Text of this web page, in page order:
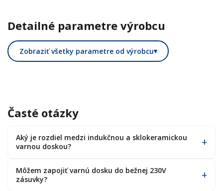
Detailné parametre výrobcu
Zobraziť všetky parametre od výrobcu▾
Časté otázky
Aký je rozdiel medzi indukčnou a sklokeramickou
varnou doskou?
Môžem zapojiť varnú dosku do bežnej 230V
zásuvky?